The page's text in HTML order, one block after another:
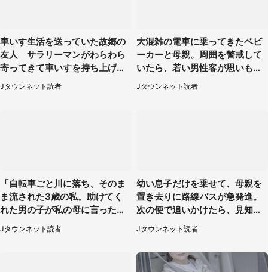
車いす生活を送っていた故郷の
友人 サラリーマンがわらわら
寄ってきて車いすを持ち上げ連
れて行った（福岡県・60代女
性）
Jタウンネット読者
大混雑の電車に乗ってきたベビ
ーカーと母親。周囲を警戒して
いたら、若い男性客が思いもよ
らぬ行動に（東京都・50代女
性）
Jタウンネット読者
「自転車ごと川に落ち、そのま
ま流された3歳の私。助けてく
れた男の子が私の母に言ったの
は...」（千葉県・20代女性）
Jタウンネット読者
幼い息子だけを乗せて、母親を
置き去りに路線バスが急発進。
次の便で追いかけたら、見知ら
ぬ若い女性が（京都府・60代女
性）
Jタウンネット読者